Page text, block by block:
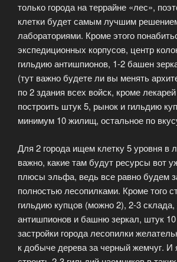
только города на террайне «лес»,
клетки будет самым лучшим
лабораториями. Кроме этого
экспедиционных корпусов, центр
гильдию антишпионов, 1-2 башен
(тут важно будете ли вы менять
по 2 здания всех войск, кроме
построить штук 5, рынок и гильдию
минимум 10 жилищ, остальное по
Для 2 города ищем клетку 5 уровня в
важно, какие там будут ресурсы вот
плюсы эльфа, ведь все равно будем
полностью лесопилками. Кроме того
гильдию купцов (можно 2), 2-3
антишпионов и башню зеркал, штук
застройки города лесопилки
к добыче дерева за черный жемчуг. И